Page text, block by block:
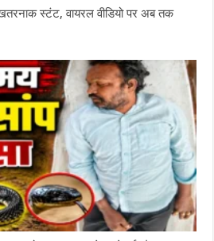
स्टंट, वायरल वीडियो पर अब तक